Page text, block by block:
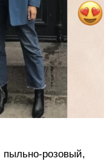
пыльно-розовый,